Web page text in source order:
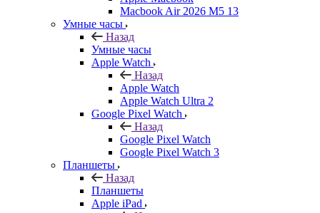
Macbook Air 2026 M5 13
Умные часы
Назад
Умные часы
Apple Watch
Назад
Apple Watch
Apple Watch Ultra 2
Google Pixel Watch
Назад
Google Pixel Watch
Google Pixel Watch 3
Планшеты
Назад
Планшеты
Apple iPad